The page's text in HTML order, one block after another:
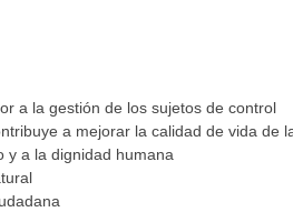
a la gestión de los sujetos de control
a mejorar la calidad de vida de
y a la dignidad humana